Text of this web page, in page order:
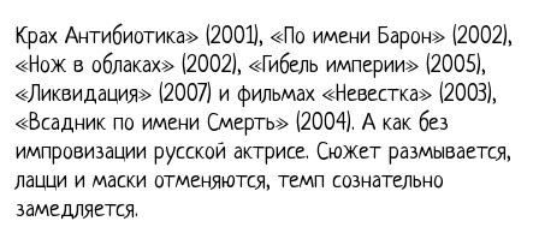
Крах Антибиотика» (2001), «По имени Барон» (2002),
«Нож в облаках» (2002), «Гибель империи» (2005),
«Ликвидация» (2007) и фильмах «Невестка» (2003),
«Всадник по имени Смерть» (2004). А как без
импровизации русской актрисе. Сюжет размывается,
лацци и маски отменяются, темп сознательно
замедляется.